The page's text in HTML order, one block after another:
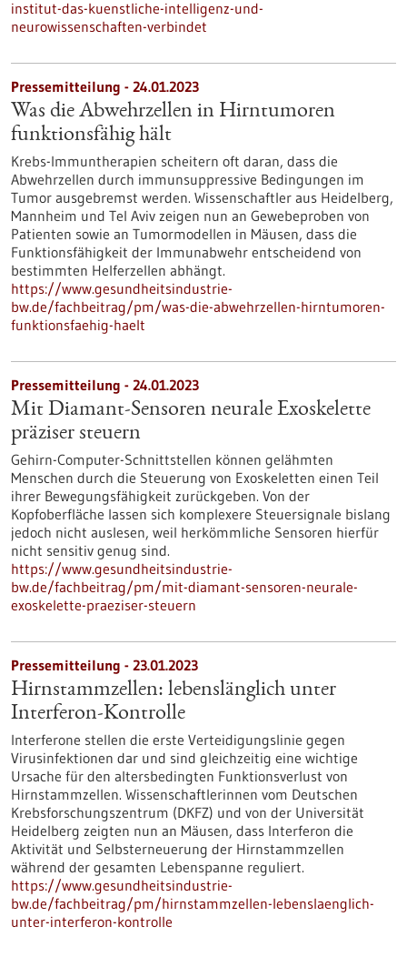
institut-das-kuenstliche-intelligenz-und-
neurowissenschaften-verbindet
Pressemitteilung - 24.01.2023
Was die Abwehrzellen in Hirntumoren
funktionsfähig hält
Krebs-Immuntherapien scheitern oft daran, dass die
Abwehrzellen durch immunsuppressive Bedingungen im
Tumor ausgebremst werden. Wissenschaftler aus Heidelberg,
Mannheim und Tel Aviv zeigen nun an Gewebeproben von
Patienten sowie an Tumormodellen in Mäusen, dass die
Funktionsfähigkeit der Immunabwehr entscheidend von
bestimmten Helferzellen abhängt.
https://www.gesundheitsindustrie-
bw.de/fachbeitrag/pm/was-die-abwehrzellen-hirntumoren-
funktionsfaehig-haelt
Pressemitteilung - 24.01.2023
Mit Diamant-Sensoren neurale Exoskelette
präziser steuern
Gehirn-Computer-Schnittstellen können gelähmten
Menschen durch die Steuerung von Exoskeletten einen Teil
ihrer Bewegungsfähigkeit zurückgeben. Von der
Kopfoberfläche lassen sich komplexere Steuersignale bislang
jedoch nicht auslesen, weil herkömmliche Sensoren hierfür
nicht sensitiv genug sind.
https://www.gesundheitsindustrie-
bw.de/fachbeitrag/pm/mit-diamant-sensoren-neurale-
exoskelette-praeziser-steuern
Pressemitteilung - 23.01.2023
Hirnstammzellen: lebenslänglich unter
Interferon-Kontrolle
Interferone stellen die erste Verteidigungslinie gegen
Virusinfektionen dar und sind gleichzeitig eine wichtige
Ursache für den altersbedingten Funktionsverlust von
Hirnstammzellen. Wissenschaftlerinnen vom Deutschen
Krebsforschungszentrum (DKFZ) und von der Universität
Heidelberg zeigten nun an Mäusen, dass Interferon die
Aktivität und Selbsterneuerung der Hirnstammzellen
während der gesamten Lebenspanne reguliert.
https://www.gesundheitsindustrie-
bw.de/fachbeitrag/pm/hirnstammzellen-lebenslaenglich-
unter-interferon-kontrolle